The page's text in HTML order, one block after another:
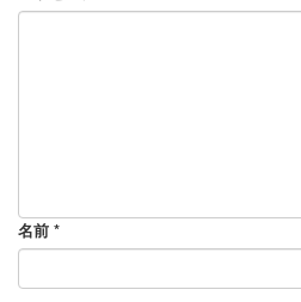
名前 *